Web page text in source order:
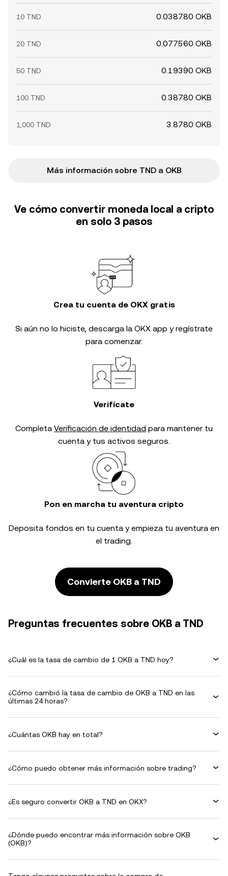
10 TND 0.038780 OKB
20 TND 0.077560 OKB
50 TND 0.19390 OKB
100 TND 0.38780 OKB
1,000 TND 3.8780 OKB
Más información sobre TND a OKB
Ve cómo convertir moneda local a cripto
en solo 3 pasos
Crea tu cuenta de OKX gratis
Si aún no lo hiciste, descarga la OKX app y regístrate
para comenzar.
Verifícate
Completa Verificación de identidad para mantener tu
cuenta y tus activos seguros.
Pon en marcha tu aventura cripto
Deposita fondos en tu cuenta y empieza tu aventura en
el trading.
Convierte OKB a TND
Preguntas frecuentes sobre OKB a TND
¿Cuál es la tasa de cambio de 1 OKB a TND hoy?
¿Cómo cambió la tasa de cambio de OKB a TND en las
últimas 24 horas?
¿Cuántas OKB hay en total?
¿Cómo puedo obtener más información sobre trading?
¿Es seguro convertir OKB a TND en OKX?
¿Dónde puedo encontrar más información sobre OKB
(OKB)?